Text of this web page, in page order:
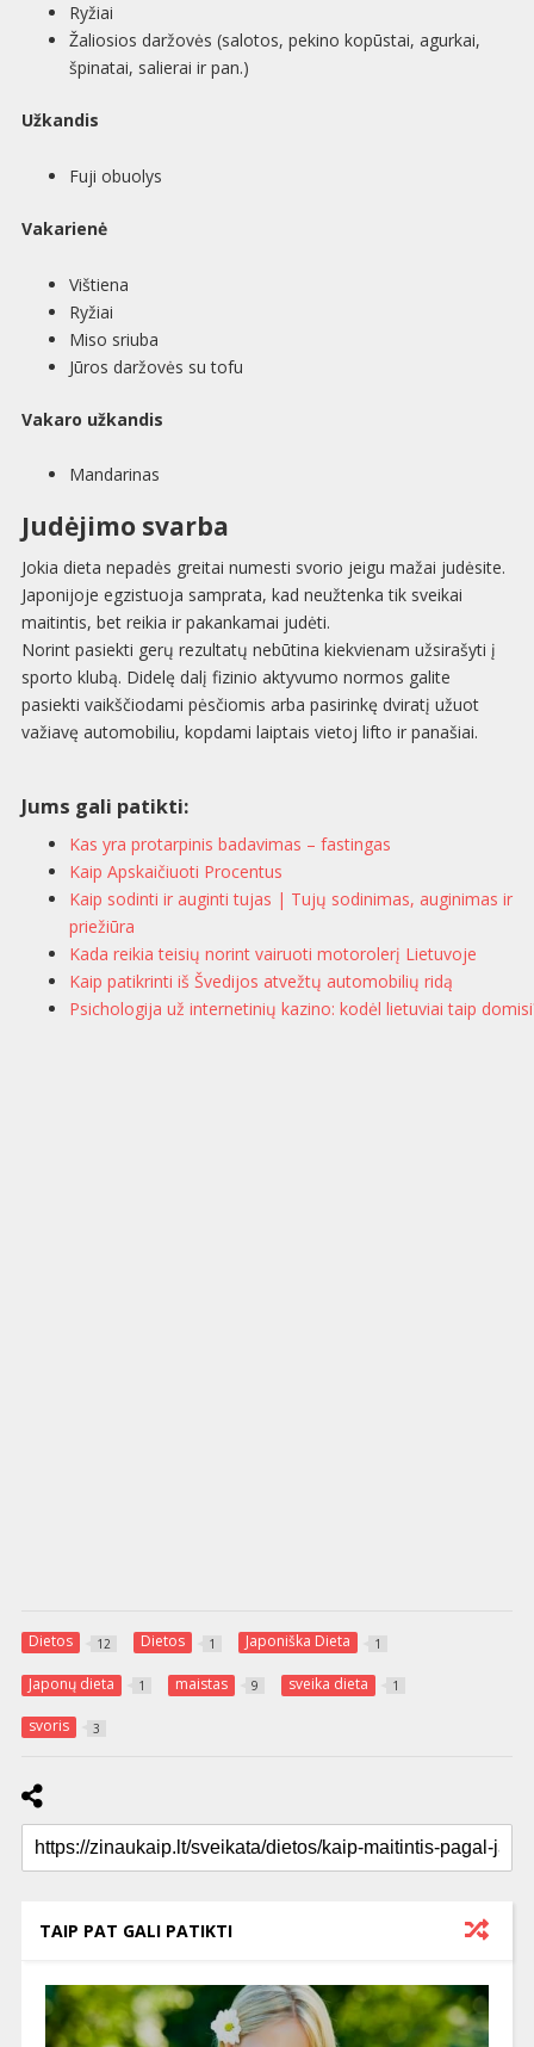
Ryžiai
Žaliosios daržovės (salotos, pekino kopūstai, agurkai,
špinatai, salierai ir pan.)
Užkandis
Fuji obuolys
Vakarienė
Vištiena
Ryžiai
Miso sriuba
Jūros daržovės su tofu
Vakaro užkandis
Mandarinas
Judėjimo svarba
Jokia dieta nepadės greitai numesti svorio jeigu mažai judėsite.
Japonijoje egzistuoja samprata, kad neužtenka tik sveikai
maitintis, bet reikia ir pakankamai judėti.
Norint pasiekti gerų rezultatų nebūtina kiekvienam užsirašyti į
sporto klubą. Didelę dalį fizinio aktyvumo normos galite
pasiekti vaikščiodami pėsčiomis arba pasirinkę dviratį užuot
važiavę automobiliu, kopdami laiptais vietoj lifto ir panašiai.
Jums gali patikti:
Kas yra protarpinis badavimas – fastingas
Kaip Apskaičiuoti Procentus
Kaip sodinti ir auginti tujas | Tujų sodinimas, auginimas ir
priežiūra
Kada reikia teisių norint vairuoti motorolerį Lietuvoje
Kaip patikrinti iš Švedijos atvežtų automobilių ridą
Psichologija už internetinių kazino: kodėl lietuviai taip
Dietos 12 Dietos 1 Japoniška Dieta 1
Japonų dieta 1 maistas 9 sveika dieta 1
svoris 3
TAIP PAT GALI PATIKTI